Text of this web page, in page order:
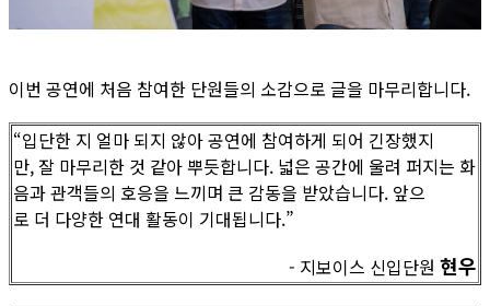
이번 공연에 처음 참여한 단원들의 소감으로 글을 마무리합니다.
“입단한 지 얼마 되지 않아 공연에 참여하게 되어 긴장했지
만, 잘 마무리한 것 같아 뿌듯합니다. 넓은 공간에 울려 퍼지는 화
음과 관객들의 호응을 느끼며 큰 감동을 받았습니다. 앞으
로 더 다양한 연대 활동이 기대됩니다.”
- 지보이스 신입단원 현우